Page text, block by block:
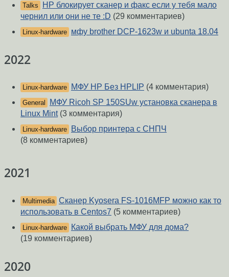
Talks
HP блокирует сканер и факс если у тебя мало
чернил или они не те :D (29 комментариев)
Linux-hardware мфу brother DCP-1623w и ubunta 18.04
2022
Linux-hardware МФУ HP Без HPLIP (4 комментария)
General
МФУ Ricoh SP 150SUw установка сканера в
Linux Mint(3 комментария)
Linux-hardware
Выбор принтера с СНПЧ
(8 комментариев)
2021
Multimedia Сканер Kyosera FS-1016MFP можно как то
использовать в Centos7 (5 комментариев)
Linux-hardware
Какой выбрать МФУ для дома?
(19 комментариев)
2020